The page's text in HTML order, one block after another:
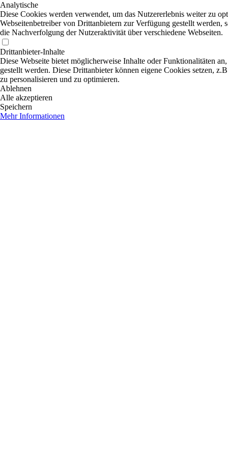
Analytische
Diese Cookies werden verwendet, um das Nutzererlebnis weiter zu
Webseitenbetreiber von Drittanbietern zur Verfügung gestellt
die Nachverfolgung der Nutzeraktivität über verschiedene Webseiten.
Drittanbieter-Inhalte
Diese Webseite bietet möglicherweise Inhalte oder Funktionalitäten
gestellt werden. Diese Drittanbieter können eigene Cookies setzen,
zu personalisieren und zu optimieren.
Ablehnen
Alle akzeptieren
Speichern
Mehr Informationen